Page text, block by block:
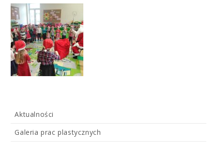
Aktualności
Galeria prac plastycznych